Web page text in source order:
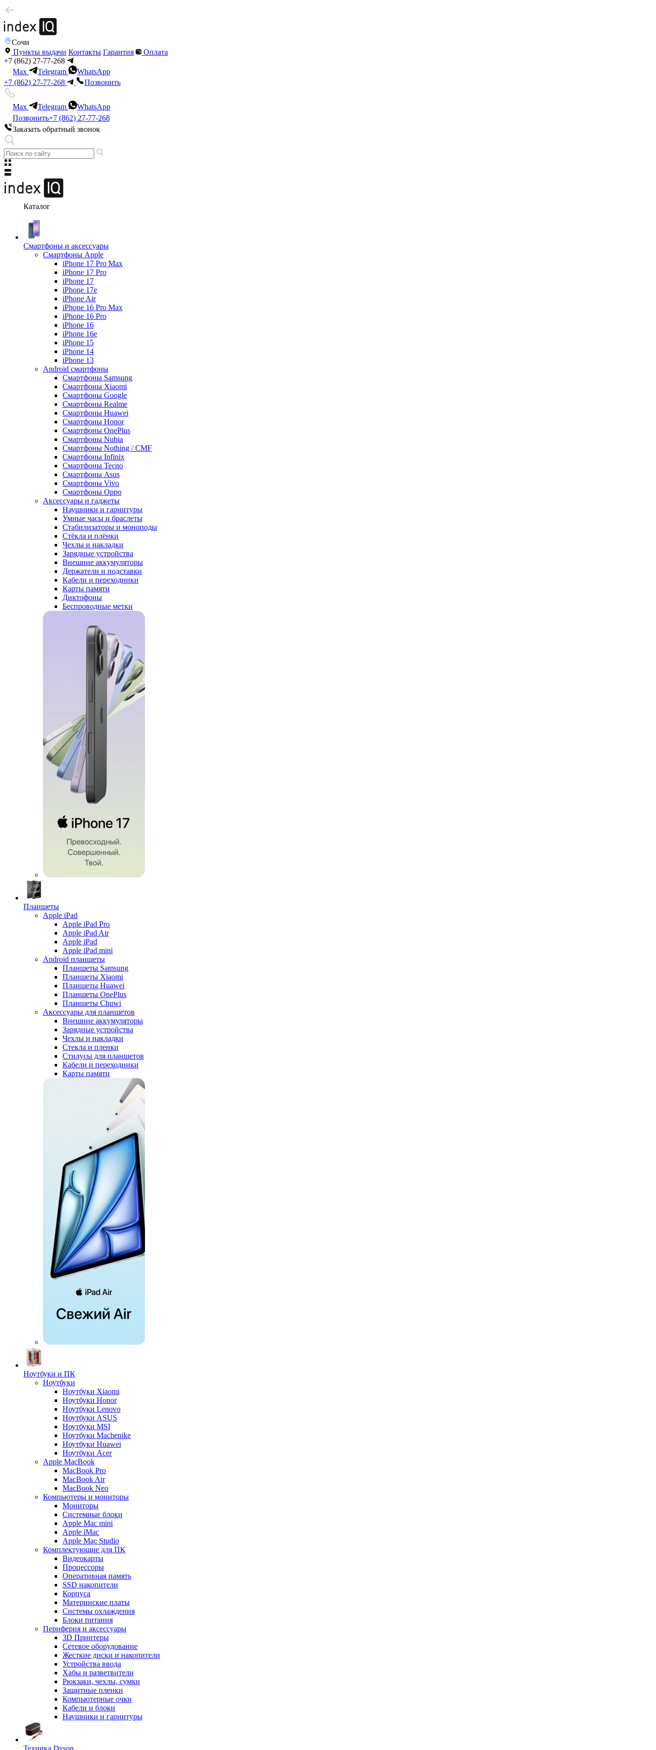
Сочи
Пункты выдачи Контакты Гарантия
Оплата
+7 (862) 27-77-268
Max
Telegram
WhatsApp
+7 (862) 27-77-268
Позвонить
Max Telegram
WhatsApp
Позвонить+7 (862) 27-77-268
Заказать обратный звонок
Каталог
Смартфоны и аксессуары
Смартфоны Apple
iPhone 17 Pro Max
iPhone 17 Pro
iPhone 17
iPhone 17e
iPhone Air
iPhone 16 Pro Max
iPhone 16 Pro
iPhone 16
iPhone 16e
iPhone 15
iPhone 14
iPhone 13
Android cмартфоны
Смартфоны Samsung
Смартфоны Xiaomi
Смартфоны Google
Смартфоны Realme
Смартфоны Huawei
Смартфоны Honor
Смартфоны OnePlus
Смартфоны Nubia
Смартфоны Nothing / CMF
Смартфоны Infinix
Смартфоны Tecno
Смартфоны Asus
Смартфоны Vivo
Смартфоны Oppo
Аксессуары и гаджеты
Наушники и гарнитуры
Умные часы и браслеты
Стабилизаторы и моноподы
Стёкла и плёнки
Чехлы и накладки
Зарядные устройства
Внешние аккумуляторы
Держатели и подставки
Кабели и переходники
Карты памяти
Диктофоны
Беспроводные метки
Планшеты
Apple iPad
Apple iPad Pro
Apple iPad Air
Apple iPad
Apple iPad mini
Android планшеты
Планшеты Samsung
Планшеты Xiaomi
Планшеты Huawei
Планшеты OnePlus
Планшеты Chuwi
Аксессуары для планшетов
Внешние аккумуляторы
Зарядные устройства
Чехлы и накладки
Стекла и пленки
Стилусы для планшетов
Кабели и переходники
Карты памяти
Ноутбуки и ПК
Ноутбуки
Ноутбуки Xiaomi
Ноутбуки Honor
Ноутбуки Lenovo
Ноутбуки ASUS
Ноутбуки MSI
Ноутбуки Machenike
Ноутбуки Huawei
Ноутбуки Acer
Apple MacBook
MacBook Pro
MacBook Air
MacBook Neo
Компьютеры и мониторы
Мониторы
Системные блоки
Apple Mac mini
Apple iMac
Apple Mac Studio
Комплектующие для ПК
Видеокарты
Процессоры
Оперативная память
SSD накопители
Корпуса
Материнские платы
Системы охлаждения
Блоки питания
Периферия и аксессуары
3D Принтеры
Сетевое оборудование
Жесткие диски и накопители
Устройства ввода
Хабы и разветвители
Рюкзаки, чехлы, сумки
Защитные пленки
Компьютерные очки
Кабели и блоки
Наушники и гарнитуры
Техника Dyson